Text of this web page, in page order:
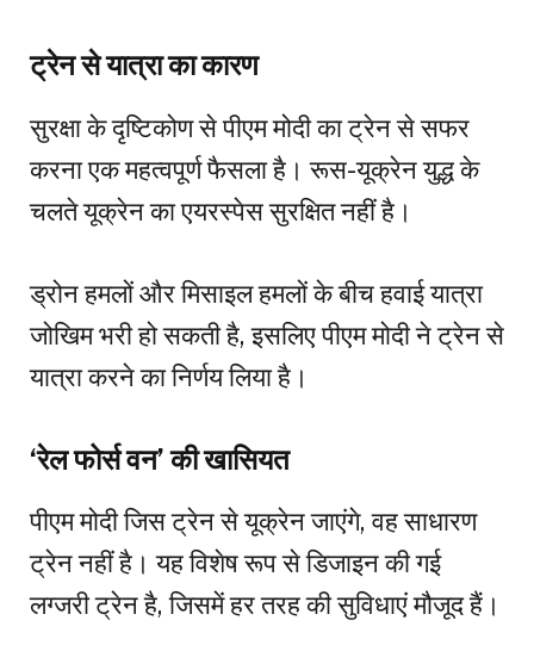
ट्रेन से यात्रा का कारण
सुरक्षा के दृष्टिकोण से पीएम मोदी का ट्रेन से सफर
करना एक महत्वपूर्ण फैसला है। रूस-यूक्रेन युद्ध के
चलते यूक्रेन का एयरस्पेस सुरक्षित नहीं है।
ड्रोन हमलों और मिसाइल हमलों के बीच हवाई यात्रा
जोखिम भरी हो सकती है, इसलिए पीएम मोदी ने ट्रेन से
यात्रा करने का निर्णय लिया है।
‘रेल फोर्स वन’ की खासियत
पीएम मोदी जिस ट्रेन से यूक्रेन जाएंगे, वह साधारण
ट्रेन नहीं है। यह विशेष रूप से डिजाइन की गई
लग्जरी ट्रेन है, जिसमें हर तरह की सुविधाएं मौजूद हैं।